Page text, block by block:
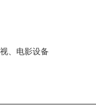
、电影设备